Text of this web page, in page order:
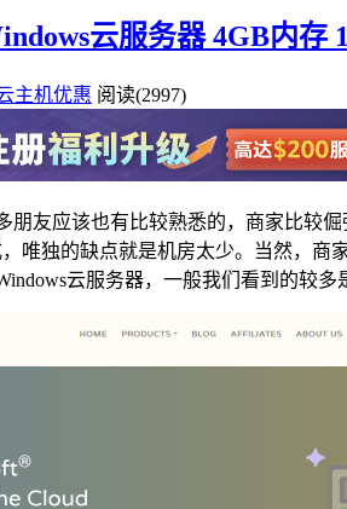
云服务器 4GB内存
主机优惠 阅读(2997)
朋友应该也有比较熟悉的，商家比较
唯独的缺点就是机房太少。当然，
云服务器，一般我们看到的较